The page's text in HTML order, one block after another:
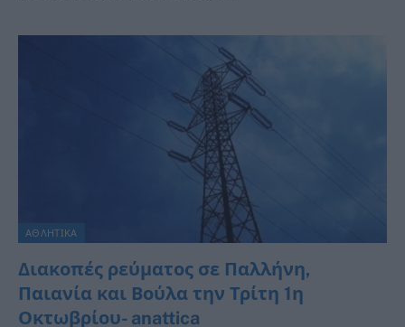
ΑΘΛΗΤΙΚΑ
Διακοπές ρεύματος σε Παλλήνη,
Παιανία και Βούλα την Τρίτη 1η
Οκτωβρίου- anattica